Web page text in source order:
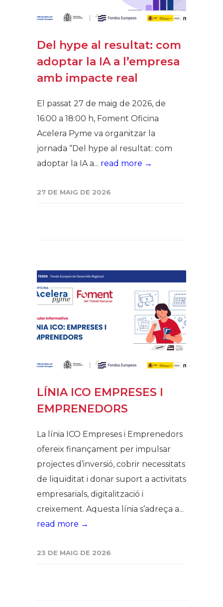
Del hype al resultat: com
adoptar la IA a l’empresa
amb impacte real
El passat 27 de maig de 2026, de
16:00 a 18:00 h, Foment Oficina
Acelera Pyme va organitzar la
jornada “Del hype al resultat: com
adoptar la IA a... read more →
27 DE MAIG DE 2026
LÍNIA ICO EMPRESES I
EMPRENEDORS
La línia ICO Empreses i Emprenedors
ofereix finançament per impulsar
projectes d’inversió, cobrir necessitats
de liquiditat i donar suport a activitats
empresarials, digitalització i
creixement. Aquesta línia s’adreça a...
read more →
23 DE MAIG DE 2026